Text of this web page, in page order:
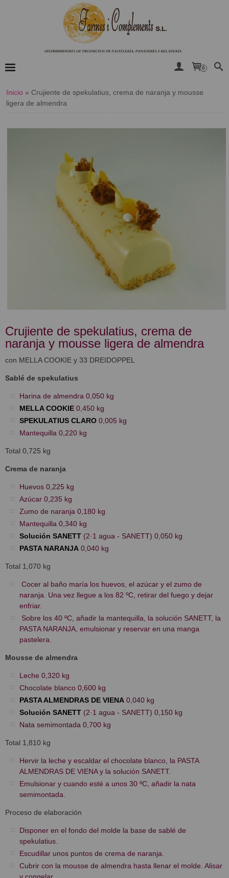
0
Inicio » Crujiente de spekulatius, crema de naranja y mousse
ligera de almendra
Crujiente de spekulatius, crema de
naranja y mousse ligera de almendra
con MELLA COOKIE y 33 DREIDOPPEL
Sablé de spekulatius
Harina de almendra 0,050 kg
MELLA COOKIE 0,450 kg
SPEKULATIUS CLARO 0,005 kg
Mantequilla 0,220 kg
Total 0,725 kg
Crema de naranja
Huevos 0,225 kg
Azúcar 0,235 kg
Zumo de naranja 0,180 kg
Mantequilla 0,340 kg
Solución SANETT (2·1 agua - SANETT) 0,050 kg
PASTA NARANJA 0,040 kg
Total 1,070 kg
Cocer al baño maría los huevos, el azúcar y el zumo de
naranja. Una vez llegue a los 82 ºC, retirar del fuego y dejar
enfriar.
Sobre los 40 ºC, añadir la mantequilla, la solución SANETT, la
PASTA NARANJA, emulsionar y reservar en una manga
pastelera.
Mousse de almendra
Leche 0,320 kg
Chocolate blanco 0,600 kg
PASTA ALMENDRAS DE VIENA 0,040 kg
Solución SANETT (2·1 agua - SANETT) 0,150 kg
Nata semimontada 0,700 kg
Total 1,810 kg
Hervir la leche y escaldar el chocolate blanco, la PASTA
ALMENDRAS DE VIENA y la solución SANETT.
Emulsionar y cuando esté a unos 30 ºC, añadir la nata
semimontada.
Proceso de elaboración
Disponer en el fondo del molde la base de sablé de
spekulatius.
Escudillar unos puntos de crema de naranja.
Cubrir con la mousse de almendra hasta llenar el molde. Alisar